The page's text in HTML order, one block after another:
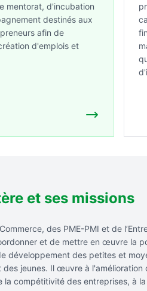
mentorat, d'incubation
destinés aux
afin de
d'emplois et
et ses missions
des PME-PMI et de
et de mettre en œuvre la
développement des petites et
des jeunes. Il œuvre à l'amélioration
la compétitivité des entreprises, à